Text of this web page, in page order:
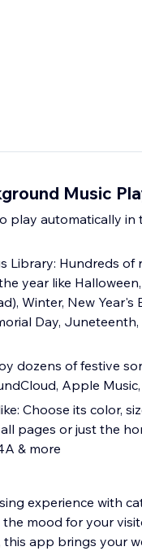
Music
play automatically
Library: Hundreds
year like
Winter, New Year's
Day,
dozens of festive
Apple
Choose its color,
pages or just the
& more
experience with
mood for your
app brings your